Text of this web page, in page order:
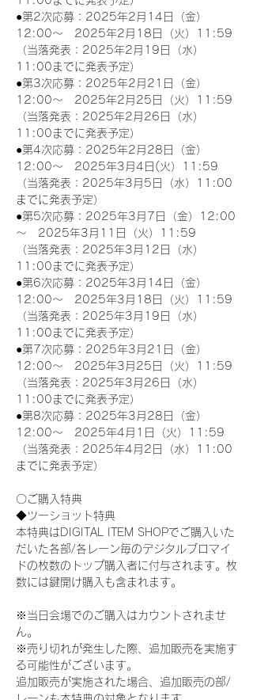
●第2次応募：2025年2月14日（金）
12:00～　2025年2月18日（火）11:59
（当落発表：2025年2月19日（水）
11:00までに発表予定）
●第3次応募：2025年2月21日（金）
12:00～　2025年2月25日（火）11:59
（当落発表：2025年2月26日（水）
11:00までに発表予定）
●第4次応募：2025年2月28日（金）
12:00～　2025年3月4日(火）11:59
（当落発表：2025年3月5日（水）11:00
までに発表予定）
●第5次応募：2025年3月7日（金）12:00
～　2025年3月11日（火）11:59
（当落発表：2025年3月12日（水）
11:00までに発表予定）
●第6次応募：2025年3月14日（金）
12:00～　2025年3月18日（火）11:59
（当落発表：2025年3月19日（水）
11:00までに発表予定）
●第7次応募：2025年3月21日（金）
12:00～　2025年3月25日（火）11:59
（当落発表：2025年3月26日（水）
11:00までに発表予定）
●第8次応募：2025年3月28日（金）
12:00～　2025年4月1日（火）11:59
（当落発表：2025年4月2日（水）11:00
までに発表予定）
〇ご購入特典
◆ツーショット特典
本特典はDIGITAL ITEM SHOPでご購入いた
だいた各部/各レーン毎のデジタルブロマイ
ドの枚数のトップ購入者に付与されます。枚
数には鍵開け購入も含まれます。
※当日会場でのご購入はカウントされませ
ん。
※売り切れが発生した際、追加販売を実施す
る可能性がございます。
追加販売が実施された場合、追加販売の部/